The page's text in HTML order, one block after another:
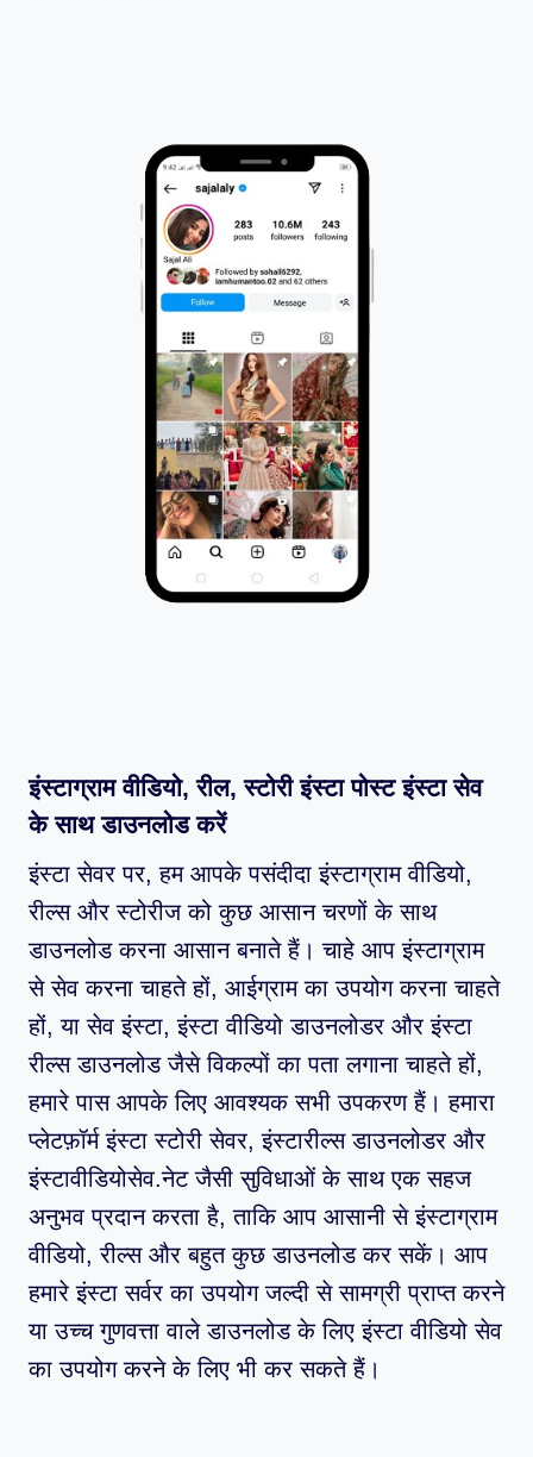
इंस्टाग्राम वीडियो, रील, स्टोरी इंस्टा पोस्ट इंस्टा सेव
के साथ डाउनलोड करें
इंस्टा सेवर पर, हम आपके पसंदीदा इंस्टाग्राम वीडियो,
रील्स और स्टोरीज को कुछ आसान चरणों के साथ
डाउनलोड करना आसान बनाते हैं। चाहे आप इंस्टाग्राम
से सेव करना चाहते हों, आईग्राम का उपयोग करना चाहते
हों, या सेव इंस्टा, इंस्टा वीडियो डाउनलोडर और इंस्टा
रील्स डाउनलोड जैसे विकल्पों का पता लगाना चाहते हों,
हमारे पास आपके लिए आवश्यक सभी उपकरण हैं। हमारा
प्लेटफ़ॉर्म इंस्टा स्टोरी सेवर, इंस्टारील्स डाउनलोडर और
इंस्टावीडियोसेव.नेट जैसी सुविधाओं के साथ एक सहज
अनुभव प्रदान करता है, ताकि आप आसानी से इंस्टाग्राम
वीडियो, रील्स और बहुत कुछ डाउनलोड कर सकें। आप
हमारे इंस्टा सर्वर का उपयोग जल्दी से सामग्री प्राप्त करने
या उच्च गुणवत्ता वाले डाउनलोड के लिए इंस्टा वीडियो सेव
का उपयोग करने के लिए भी कर सकते हैं।